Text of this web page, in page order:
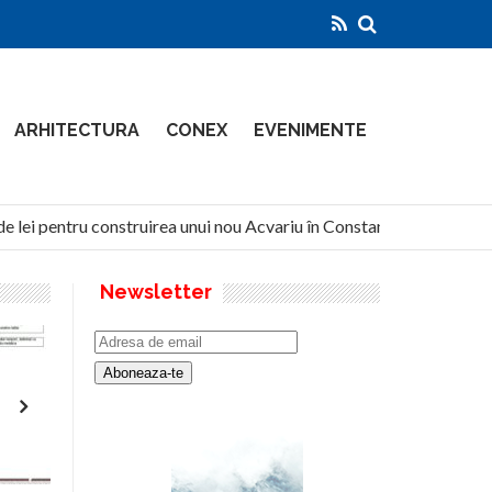
ARHITECTURA CONEX EVENIMENTE
pentru construirea unui nou Acvariu în Constanța
Newsletter